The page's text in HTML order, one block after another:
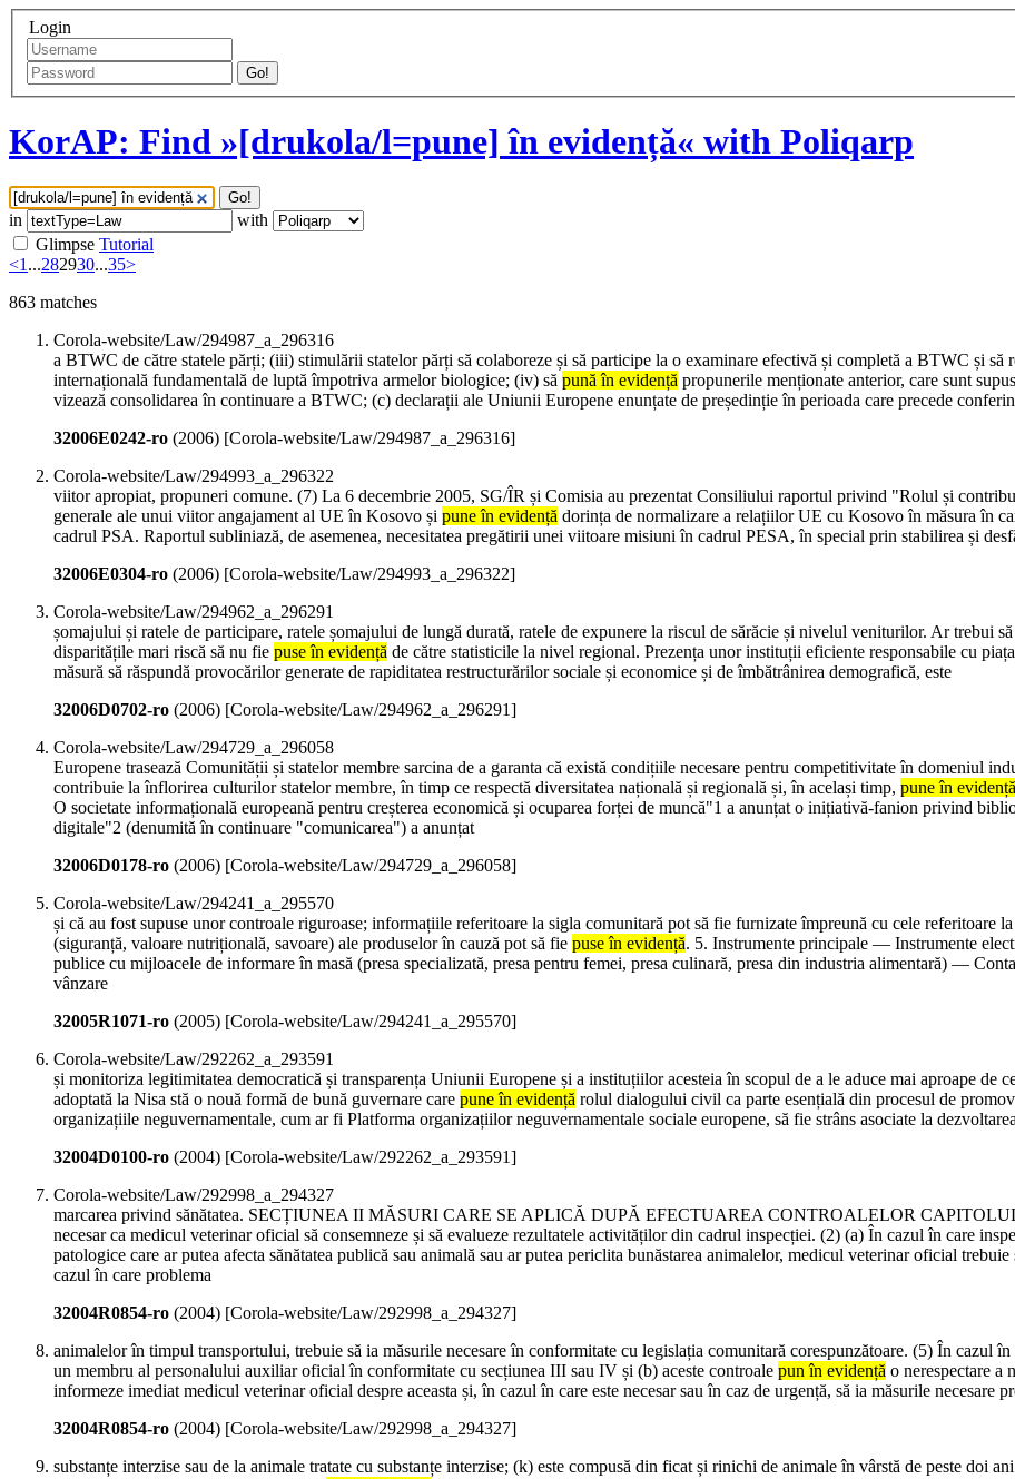
Login
Go!
KorAP: Find »[drukola/l=pune] în evidență« with Poliqarp
Go!
in
with
Glimpse Tutorial
<1...282930...35>
863 matches
Corola-website/Law/294987_a_296316
a BTWC de către statele părți; (iii) stimulării statelor părți să colaboreze și să participe la o examinare efectivă și completă a BTWC și să
internațională fundamentală de luptă împotriva armelor biologice; (iv) să pună în evidență propunerile menționate anterior, care sunt
vizează consolidarea în continuare a BTWC; (c) declarații ale Uniunii Europene enunțate de președinție în perioada care precede
32006E0242-ro (2006) [Corola-website/Law/294987_a_296316]
Corola-website/Law/294993_a_296322
viitor apropiat, propuneri comune. (7) La 6 decembrie 2005, SG/ÎR și Comisia au prezentat Consiliului raportul privind "Rolul și
generale ale unui viitor angajament al UE în Kosovo și pune în evidență dorința de normalizare a relațiilor UE cu Kosovo în măsura în
cadrul PSA. Raportul subliniază, de asemenea, necesitatea pregătirii unei viitoare misiuni în cadrul PESA, în special prin stabilirea și
32006E0304-ro (2006) [Corola-website/Law/294993_a_296322]
Corola-website/Law/294962_a_296291
șomajului și ratele de participare, ratele șomajului de lungă durată, ratele de expunere la riscul de sărăcie și nivelul veniturilor. Ar trebui
disparitățile mari riscă să nu fie puse în evidență de către statisticile la nivel regional. Prezența unor instituții eficiente responsabile cu
măsură să răspundă provocărilor generate de rapiditatea restructurărilor sociale și economice și de îmbătrânirea demografică, este
32006D0702-ro (2006) [Corola-website/Law/294962_a_296291]
Corola-website/Law/294729_a_296058
Europene trasează Comunității și statelor membre sarcina de a garanta că există condițiile necesare pentru competitivitate în domeniul
contribuie la înflorirea culturilor statelor membre, în timp ce respectă diversitatea națională și regională și, în același timp, pune în evidență
O societate informațională europeană pentru creșterea economică și ocuparea forței de muncă"1 a anunțat o inițiativă-fanion privind
digitale"2 (denumită în continuare "comunicarea") a anunțat
32006D0178-ro (2006) [Corola-website/Law/294729_a_296058]
Corola-website/Law/294241_a_295570
și că au fost supuse unor controale riguroase; informațiile referitoare la sigla comunitară pot să fie furnizate împreună cu cele referitoare
(siguranță, valoare nutrițională, savoare) ale produselor în cauză pot să fie puse în evidență. 5. Instrumente principale ― Instrumente
publice cu mijloacele de informare în masă (presa specializată, presa pentru femei, presa culinară, presa din industria alimentară) ―
vânzare
32005R1071-ro (2005) [Corola-website/Law/294241_a_295570]
Corola-website/Law/292262_a_293591
și monitoriza legitimitatea democratică și transparența Uniunii Europene și a instituțiilor acesteia în scopul de a le aduce mai aproape de
adoptată la Nisa stă o nouă formă de bună guvernare care pune în evidență rolul dialogului civil ca parte esențială din procesul de
organizațiile neguvernamentale, cum ar fi Platforma organizațiilor neguvernamentale sociale europene, să fie strâns asociate la
32004D0100-ro (2004) [Corola-website/Law/292262_a_293591]
Corola-website/Law/292998_a_294327
marcarea privind sănătatea. SECȚIUNEA II MĂSURI CARE SE APLICĂ DUPĂ EFECTUAREA CONTROALELOR
necesar ca medicul veterinar oficial să consemneze și să evalueze rezultatele activităților din cadrul inspecției. (2) (a) În cazul în care
patologice care ar putea afecta sănătatea publică sau animală sau ar putea periclita bunăstarea animalelor, medicul veterinar oficial
cazul în care problema
32004R0854-ro (2004) [Corola-website/Law/292998_a_294327]
animalelor în timpul transportului, trebuie să ia măsurile necesare în conformitate cu legislația comunitară corespunzătoare. (5) În cazul
un membru al personalului auxiliar oficial în conformitate cu secțiunea III sau IV și (b) aceste controale pun în evidență o nerespectare a
informeze imediat medicul veterinar oficial despre aceasta și, în cazul în care este necesar sau în caz de urgență, să ia măsurile necesare
32004R0854-ro (2004) [Corola-website/Law/292998_a_294327]
substanțe interzise sau de la animale tratate cu substanțe interzise; (k) este compusă din ficat și rinichi de animale în vârstă de peste doi